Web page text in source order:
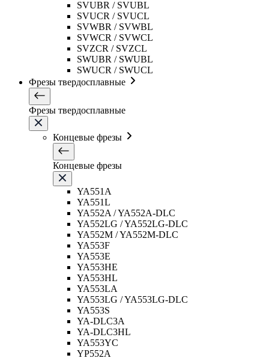
SVUBR / SVUBL
SVUCR / SVUCL
SVWBR / SVWBL
SVWCR / SVWCL
SVZCR / SVZCL
SWUBR / SWUBL
SWUCR / SWUCL
Фрезы твердосплавные
Фрезы твердосплавные
Концевые фрезы
Концевые фрезы
YA551A
YA551L
YA552A / YA552A-DLC
YA552LG / YA552LG-DLC
YA552M / YA552M-DLC
YA553F
YA553E
YA553HE
YA553HL
YA553LA
YA553LG / YA553LG-DLC
YA553S
YA-DLC3A
YA-DLC3HL
YA553YC
YP552A